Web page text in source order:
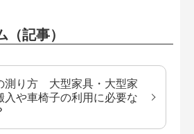
記事）
測り方 大型家具・大型家
入や車椅子の利用に必要な